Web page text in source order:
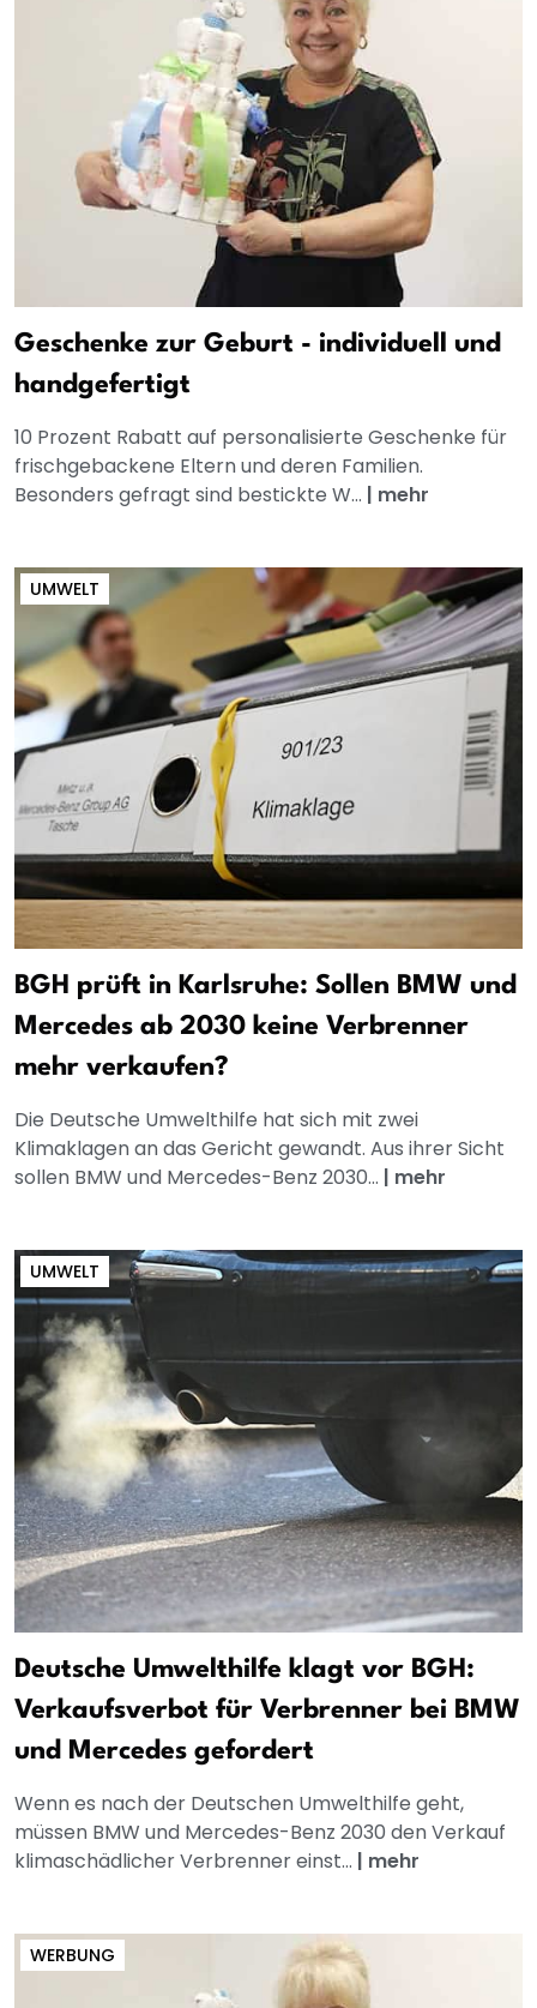
Geschenke zur Geburt - individuell und
handgefertigt
10 Prozent Rabatt auf personalisierte Geschenke für
frischgebackene Eltern und deren Familien.
Besonders gefragt sind bestickte W... | mehr
UMWELT
BGH prüft in Karlsruhe: Sollen BMW und
Mercedes ab 2030 keine Verbrenner
mehr verkaufen?
Die Deutsche Umwelthilfe hat sich mit zwei
Klimaklagen an das Gericht gewandt. Aus ihrer Sicht
sollen BMW und Mercedes-Benz 2030... | mehr
UMWELT
Deutsche Umwelthilfe klagt vor BGH:
Verkaufsverbot für Verbrenner bei BMW
und Mercedes gefordert
Wenn es nach der Deutschen Umwelthilfe geht,
müssen BMW und Mercedes-Benz 2030 den Verkauf
klimaschädlicher Verbrenner einst... | mehr
WERBUNG